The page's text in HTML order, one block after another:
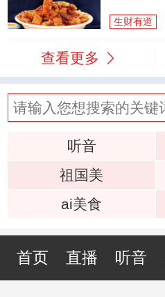
生财有道
查看更多
听音
祖国美
ai美食
首页 直播 听音